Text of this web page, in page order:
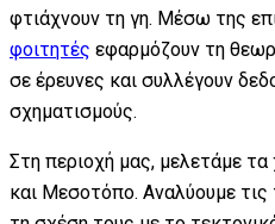
φτιάχνουν τη γη. Μέσω της
φοιτητές εφαρμόζουν τη
σε έρευνες και συλλέγουν
σχηματισμούς.
Στη περιοχή μας, μελετάμε
και Μεσοτόπο. Αναλύουμε τις